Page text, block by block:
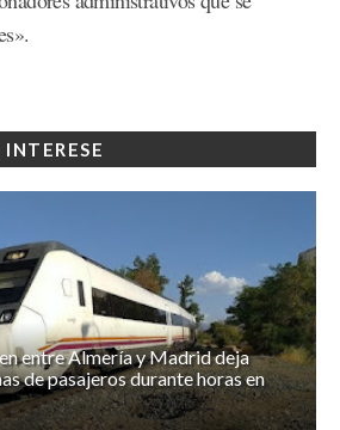
entre Almería y Madrid deja
de pasajeros durante horas en